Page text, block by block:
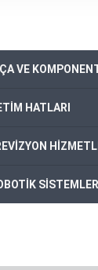
VE
HATLARI
SİSTEMLER